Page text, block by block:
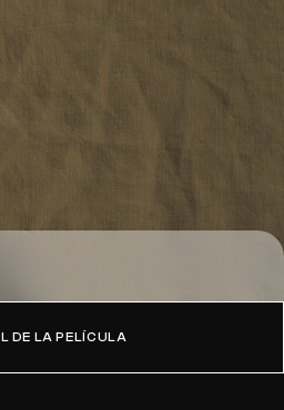
DE LA PELÍCULA